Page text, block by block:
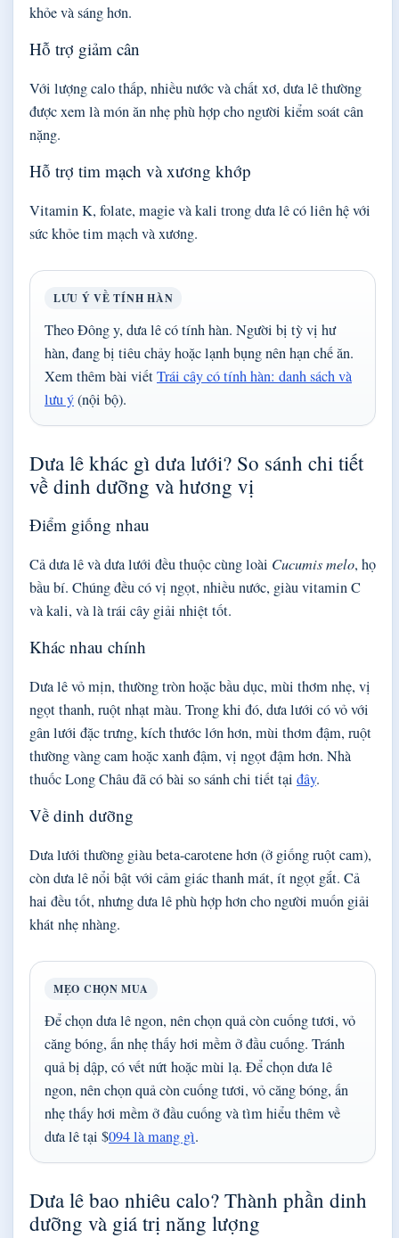
khỏe và sáng hơn.
Hỗ trợ giảm cân
Với lượng calo thấp, nhiều nước và chất xơ, dưa lê thường
được xem là món ăn nhẹ phù hợp cho người kiểm soát cân
nặng.
Hỗ trợ tim mạch và xương khớp
Vitamin K, folate, magie và kali trong dưa lê có liên hệ với
sức khỏe tim mạch và xương.
LƯU Ý VỀ TÍNH HÀN
Theo Đông y, dưa lê có tính hàn. Người bị tỳ vị hư
hàn, đang bị tiêu chảy hoặc lạnh bụng nên hạn chế ăn.
Xem thêm bài viếtTrái cây có tính hàn: danh sách và
lưu ý(nội bộ).
Dưa lê khác gì dưa lưới? So sánh chi tiết
về dinh dưỡng và hương vị
Điểm giống nhau
Cả dưa lê và dưa lưới đều thuộc cùng loài Cucumis melo, họ
bầu bí. Chúng đều có vị ngọt, nhiều nước, giàu vitamin C
và kali, và là trái cây giải nhiệt tốt.
Khác nhau chính
Dưa lê vỏ mịn, thường tròn hoặc bầu dục, mùi thơm nhẹ, vị
ngọt thanh, ruột nhạt màu. Trong khi đó, dưa lưới có vỏ với
gân lưới đặc trưng, kích thước lớn hơn, mùi thơm đậm, ruột
thường vàng cam hoặc xanh đậm, vị ngọt đậm hơn. Nhà
thuốc Long Châu đã có bài so sánh chi tiết tại đây.
Về dinh dưỡng
Dưa lưới thường giàu beta-carotene hơn (ở giống ruột cam),
còn dưa lê nổi bật với cảm giác thanh mát, ít ngọt gắt. Cả
hai đều tốt, nhưng dưa lê phù hợp hơn cho người muốn giải
khát nhẹ nhàng.
MẸO CHỌN MUA
Để chọn dưa lê ngon, nên chọn quả còn cuống tươi, vỏ
căng bóng, ấn nhẹ thấy hơi mềm ở đầu cuống. Tránh
quả bị dập, có vết nứt hoặc mùi lạ. Để chọn dưa lê
ngon, nên chọn quả còn cuống tươi, vỏ căng bóng, ấn
nhẹ thấy hơi mềm ở đầu cuống và tìm hiểu thêm về
dưa lê tại $094 là mang gì.
Dưa lê bao nhiêu calo? Thành phần dinh
dưỡng và giá trị năng lượng